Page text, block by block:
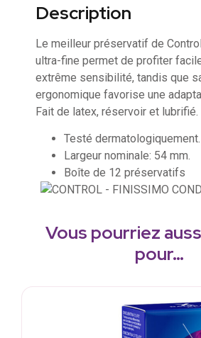
Description
Le meilleur préservatif de
ultra-fine permet de profiter
extrême sensibilité, tandis que
ergonomique favorise une
Fait de latex, réservoir et lubrifié.
Testé dermatologiquement.
Largeur nominale: 54 mm.
Boîte de 12 préservatifs
Vous pourriez
pour…